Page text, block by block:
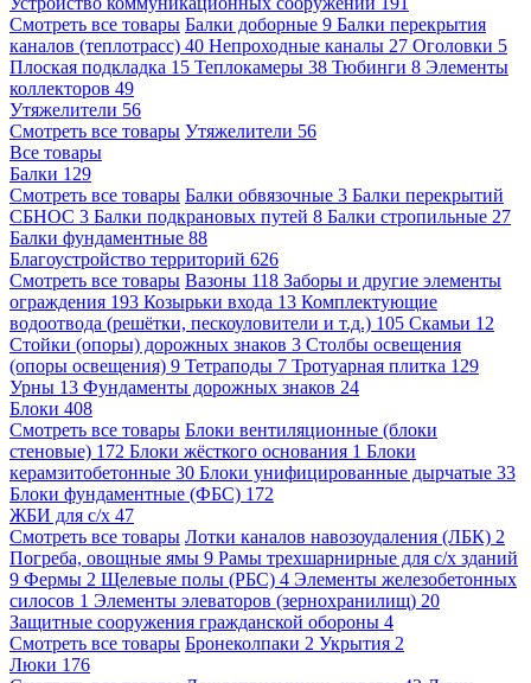
Смотреть все товары Балки доборные 9 Балки перекрытия
каналов (теплотрасс) 40 Непроходные каналы 27 Оголовки 5
Плоская подкладка 15 Теплокамеры 38 Тюбинги 8 Элементы
коллекторов 49
Утяжелители 56
Смотреть все товары Утяжелители 56
Все товары
Балки 129
Смотреть все товары Балки обвязочные 3 Балки перекрытий
СБНОС 3 Балки подкрановых путей 8 Балки стропильные 27
Балки фундаментные 88
Благоустройство территорий 626
Смотреть все товары Вазоны 118 Заборы и другие элементы
ограждения 193 Козырьки входа 13 Комплектующие
водоотвода (решётки, пескоуловители и т.д.) 105 Скамьи 12
Стойки (опоры) дорожных знаков 3 Столбы освещения
(опоры освещения) 9 Тетраподы 7 Тротуарная плитка 129
Урны 13 Фундаменты дорожных знаков 24
Блоки 408
Смотреть все товары Блоки вентиляционные (блоки
стеновые) 172 Блоки жёсткого основания 1 Блоки
керамзитобетонные 30 Блоки унифицированные дырчатые 33
Блоки фундаментные (ФБС) 172
ЖБИ для с/х 47
Смотреть все товары Лотки каналов навозоудаления (ЛБК) 2
Погреба, овощные ямы 9 Рамы трехшарнирные для с/х зданий
9 Фермы 2 Щелевые полы (РБС) 4 Элементы железобетонных
силосов 1 Элементы элеваторов (зернохранилищ) 20
Защитные сооружения гражданской обороны 4
Смотреть все товары Бронеколпаки 2 Укрытия 2
Люки 176